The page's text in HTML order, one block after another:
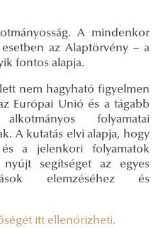
A mindenkor
az Alaptörvény – a
fontos alapja.
nem hagyható figyelmen
Európai Unió és a tágabb
folyamatai
A kutatás elvi alapja, hogy
a jelenkori folyamatok
nyújt segítséget az egyes
elemzéséhez és
itt ellenőrizheti.